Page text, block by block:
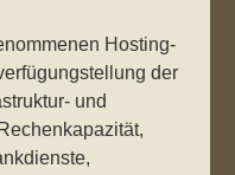
Hosting-
der
und